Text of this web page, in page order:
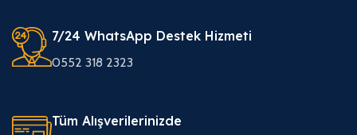
7/24 WhatsApp Destek Hizmeti
0552 318 2323
Tüm Alışverilerinizde